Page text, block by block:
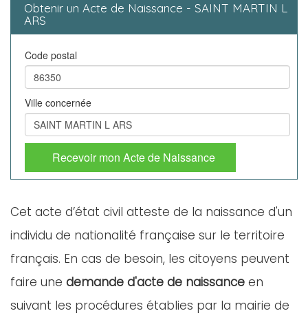
Obtenir un Acte de Naissance - SAINT MARTIN L
ARS
Code postal
Ville concernée
Recevoir mon Acte de Naissance
Cet acte d’état civil atteste de la naissance d'un
individu de nationalité française sur le territoire
français. En cas de besoin, les citoyens peuvent
faire une demande d'acte de naissance en
suivant les procédures établies par la mairie de